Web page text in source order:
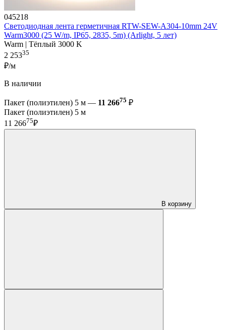
045218
Светодиодная лента герметичная RTW-SEW-A304-10mm 24V
Warm3000 (25 W/m, IP65, 2835, 5m) (Arlight, 5 лет)
Warm | Тёплый 3000 K
2 25335
₽/м
В наличии
Пакет (полиэтилен) 5 м — 11 26675 ₽
Пакет (полиэтилен) 5 м
11 26675₽
В корзину